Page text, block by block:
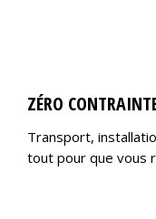
ZÉRO
Transport,
tout pour que vous